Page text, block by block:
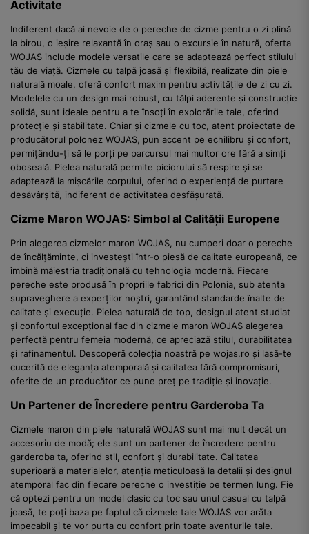
Activitate
Indiferent dacă ai nevoie de o pereche de cizme pentru o zi plină
la birou, o ieșire relaxantă în oraș sau o excursie în natură, oferta
WOJAS include modele versatile care se adaptează perfect stilului
tău de viață. Cizmele cu talpă joasă și flexibilă, realizate din piele
naturală moale, oferă confort maxim pentru activitățile de zi cu zi.
Modelele cu un design mai robust, cu tălpi aderente și construcție
solidă, sunt ideale pentru a te însoți în explorările tale, oferind
protecție și stabilitate. Chiar și cizmele cu toc, atent proiectate de
producătorul polonez WOJAS, pun accent pe echilibru și confort,
permițându-ți să le porți pe parcursul mai multor ore fără a simți
oboseală. Pielea naturală permite piciorului să respire și se
adaptează la mișcările corpului, oferind o experiență de purtare
desăvârșită, indiferent de activitatea desfășurată.
Cizme Maron WOJAS: Simbol al Calității Europene
Prin alegerea cizmelor maron WOJAS, nu cumperi doar o pereche
de încălțăminte, ci investești într-o piesă de calitate europeană, ce
îmbină măiestria tradițională cu tehnologia modernă. Fiecare
pereche este produsă în propriile fabrici din Polonia, sub atenta
supraveghere a experților noștri, garantând standarde înalte de
calitate și execuție. Pielea naturală de top, designul atent studiat
și confortul excepțional fac din cizmele maron WOJAS alegerea
perfectă pentru femeia modernă, ce apreciază stilul, durabilitatea
și rafinamentul. Descoperă colecția noastră pe wojas.ro și lasă-te
cucerită de eleganța atemporală și calitatea fără compromisuri,
oferite de un producător ce pune preț pe tradiție și inovație.
Un Partener de Încredere pentru Garderoba Ta
Cizmele maron din piele naturală WOJAS sunt mai mult decât un
accesoriu de modă; ele sunt un partener de încredere pentru
garderoba ta, oferind stil, confort și durabilitate. Calitatea
superioară a materialelor, atenția meticuloasă la detalii și designul
atemporal fac din fiecare pereche o investiție pe termen lung. Fie
că optezi pentru un model clasic cu toc sau unul casual cu talpă
joasă, te poți baza pe faptul că cizmele tale WOJAS vor arăta
impecabil și te vor purta cu confort prin toate aventurile tale.